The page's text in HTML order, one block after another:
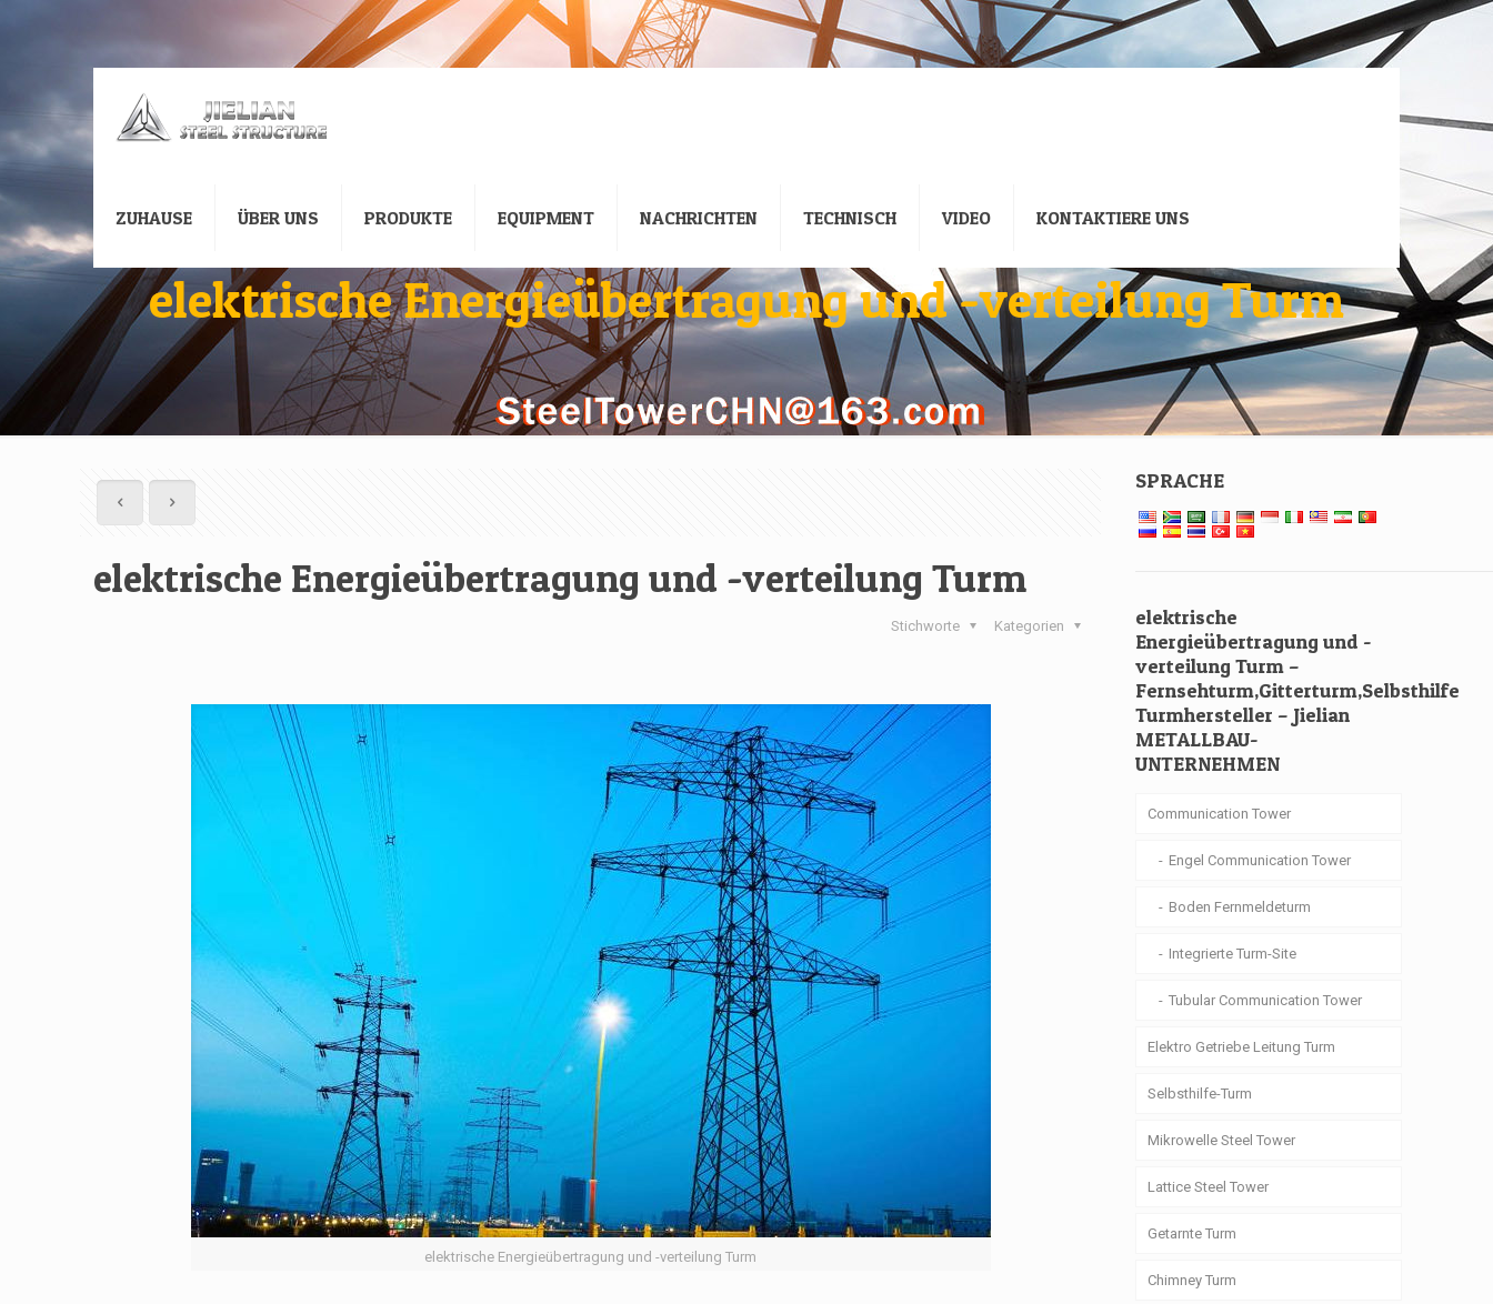
ZUHAUSE ÜBER UNS PRODUKTE EQUIPMENT NACHRICHTEN TECHNISCH VIDEO KONTAKTIERE UNS
elektrische Energieübertragung und -verteilung Turm
elektrische Energieübertragung und -verteilung Turm
Kategorien
Stichworte
elektrische Energieübertragung und -verteilung Turm
SPRACHE
elektrische
Energieübertragung und -
verteilung Turm –
Fernsehturm,Gitterturm,Selbsthilfe
Turmhersteller – Jielian
METALLBAU-
UNTERNEHMEN
Communication Tower
Engel Communication Tower
Boden Fernmeldeturm
Integrierte Turm-Site
Tubular Communication Tower
Elektro Getriebe Leitung Turm
Selbsthilfe-Turm
Mikrowelle Steel Tower
Lattice Steel Tower
Getarnte Turm
Chimney Turm